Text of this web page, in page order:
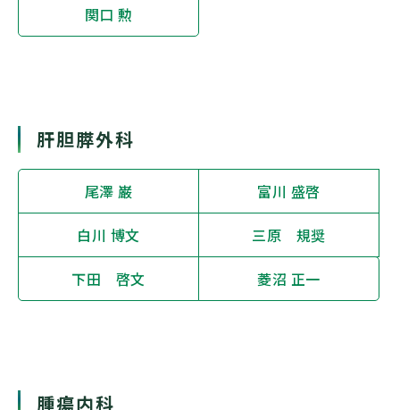
関口 勲
肝胆膵外科
尾澤 巌 富川 盛啓
白川 博文 三原 規奨
下田 啓文 菱沼 正一
腫瘍内科